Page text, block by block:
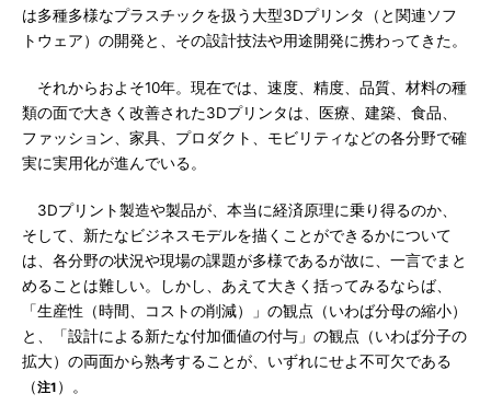
は多種多様なプラスチックを扱う大型3Dプリンタ（と関連ソフ
トウェア）の開発と、その設計技法や用途開発に携わってきた。
それからおよそ10年。現在では、速度、精度、品質、材料の種
類の面で大きく改善された3Dプリンタは、医療、建築、食品、
ファッション、家具、プロダクト、モビリティなどの各分野で確
実に実用化が進んでいる。
3Dプリント製造や製品が、本当に経済原理に乗り得るのか、
そして、新たなビジネスモデルを描くことができるかについて
は、各分野の状況や現場の課題が多様であるが故に、一言でまと
めることは難しい。しかし、あえて大きく括ってみるならば、
「生産性（時間、コストの削減）」の観点（いわば分母の縮小）
と、「設計による新たな付加価値の付与」の観点（いわば分子の
拡大）の両面から熟考することが、いずれにせよ不可欠である
（注1 ）。